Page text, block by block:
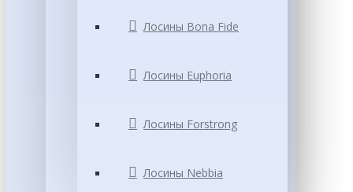
Лосины Bona Fide
Лосины Euphoria
Лосины Forstrong
Лосины Nebbia